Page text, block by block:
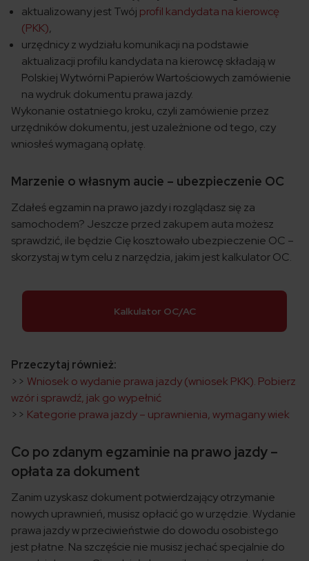
aktualizowany jest Twój profil kandydata na kierowcę
(PKK),
urzędnicy z wydziału komunikacji na podstawie
aktualizacji profilu kandydata na kierowcę składają w
Polskiej Wytwórni Papierów Wartościowych zamówienie
na wydruk dokumentu prawa jazdy.
Wykonanie ostatniego kroku, czyli zamówienie przez
urzędników dokumentu, jest uzależnione od tego, czy
wniosłeś wymaganą opłatę.
Marzenie o własnym aucie – ubezpieczenie OC
Zdałeś egzamin na prawo jazdy i rozglądasz się za
samochodem? Jeszcze przed zakupem auta możesz
sprawdzić, ile będzie Cię kosztowało ubezpieczenie OC –
skorzystaj w tym celu z narzędzia, jakim jest kalkulator OC.
Kalkulator OC/AC
Przeczytaj również:
>> Wniosek o wydanie prawa jazdy (wniosek PKK). Pobierz
wzór i sprawdź, jak go wypełnić
>> Kategorie prawa jazdy – uprawnienia, wymagany wiek
Co po zdanym egzaminie na prawo jazdy –
opłata za dokument
Zanim uzyskasz dokument potwierdzający otrzymanie
nowych uprawnień, musisz opłacić go w urzędzie. Wydanie
prawa jazdy w przeciwieństwie do dowodu osobistego
jest płatne. Na szczęście nie musisz jechać specjalnie do